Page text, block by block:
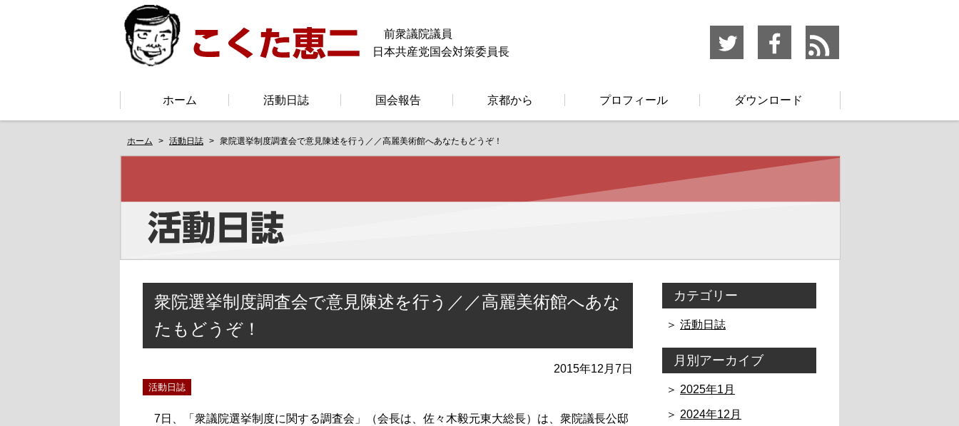
前衆議院議員
日本共産党国会対策委員長
ホーム 活動日誌 国会報告 京都から プロフィール ダウンロード
ホーム 活動日誌 衆院選挙制度調査会で意見陳述を行う／／高麗美術館へあなたもどうぞ！
衆院選挙制度調査会で意見陳述を行う／／高麗美術館へあな
たもどうぞ！
2015年12月7日
活動日誌
7日、「衆議院選挙制度に関する調査会」（会長は、佐々木毅元東大総長）は、衆院議長公邸
カテゴリー
活動日誌
月別アーカイブ
2025年1月
2024年12月